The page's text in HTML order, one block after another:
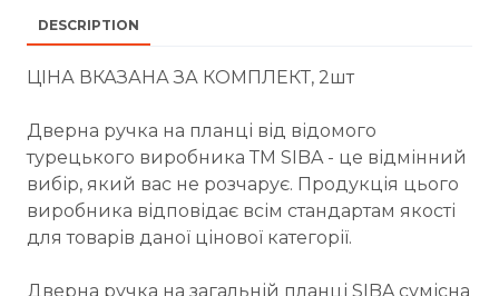
DESCRIPTION
ЦІНА ВКАЗАНА ЗА КОМПЛЕКТ, 2шт
Дверна ручка на планці від відомого
турецького виробника ТМ SIBA - це відмінний
вибір, який вас не розчарує. Продукція цього
виробника відповідає всім стандартам якості
для товарів даної цінової категорії.
Дверна ручка на загальній планці SIBA сумісна